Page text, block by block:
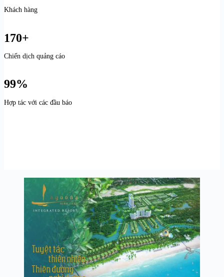
Khách hàng
170+
Chiến dịch quảng cáo
99%
Hợp tác với các đầu báo